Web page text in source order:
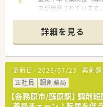
スが用意されています
【店舗情報と応需状況に
■蘇原駅から徒歩22分
面受け処方箋を1日あ
■月曜日から金曜日の
はお休みのため無理な
■常時1名から2名の薬
薬歴や最新の監査機
詳細を見る
更新日： 2026/07/23 薬剤師
正社員
調剤薬局
【各務原市/蘇原駅】 調剤